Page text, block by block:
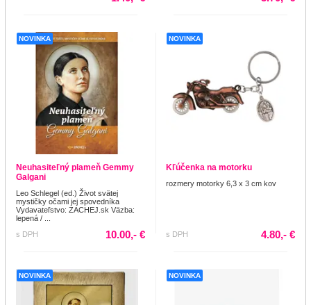
NOVINKA
Neuhasiteľný plameň Gemmy
Galgani
Leo Schlegel (ed.) Život svätej
mystičky očami jej spovedníka
Vydavateľstvo: ZACHEJ.sk Väzba:
lepená / ...
s DPH
10.00,- €
NOVINKA
Kľúčenka na motorku
rozmery motorky 6,3 x 3 cm kov
s DPH 4.80,- €
NOVINKA NOVINKA